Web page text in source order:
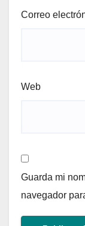
Correo
Web
Guarda mi
navegador